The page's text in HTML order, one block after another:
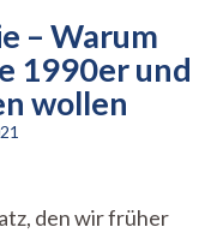
– Warum
1990er und
wollen
den wir früher